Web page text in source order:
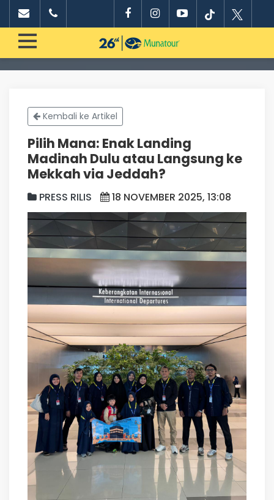
Kembali ke Artikel
Pilih Mana: Enak Landing
Madinah Dulu atau Langsung ke
Mekkah via Jeddah?
PRESS RILIS 18 NOVEMBER 2025, 13:08